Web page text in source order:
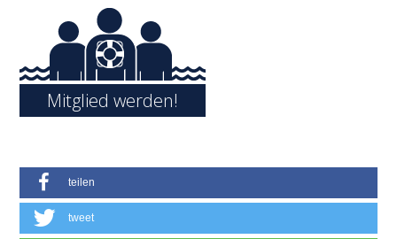
Mitglied werden!
teilen
tweet